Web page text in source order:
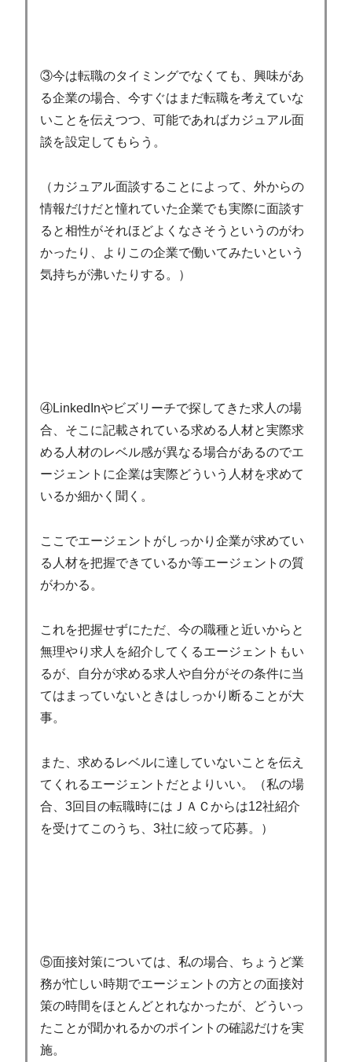
③今は転職のタイミングでなくても、興味があ
る企業の場合、今すぐはまだ転職を考えていな
いことを伝えつつ、可能であればカジュアル面
談を設定してもらう。
（カジュアル面談することによって、外からの
情報だけだと憧れていた企業でも実際に面談す
ると相性がそれほどよくなさそうというのがわ
かったり、よりこの企業で働いてみたいという
気持ちが沸いたりする。）
④LinkedInやビズリーチで探してきた求人の場
合、そこに記載されている求める人材と実際求
める人材のレベル感が異なる場合があるのでエ
ージェントに企業は実際どういう人材を求めて
いるか細かく聞く。
ここでエージェントがしっかり企業が求めてい
る人材を把握できているか等エージェントの質
がわかる。
これを把握せずにただ、今の職種と近いからと
無理やり求人を紹介してくるエージェントもい
るが、自分が求める求人や自分がその条件に当
てはまっていないときはしっかり断ることが大
事。
また、求めるレベルに達していないことを伝え
てくれるエージェントだとよりいい。（私の場
合、3回目の転職時にはＪＡＣからは12社紹介
を受けてこのうち、3社に絞って応募。）
⑤面接対策については、私の場合、ちょうど業
務が忙しい時期でエージェントの方との面接対
策の時間をほとんどとれなかったが、どういっ
たことが聞かれるかのポイントの確認だけを実
施。